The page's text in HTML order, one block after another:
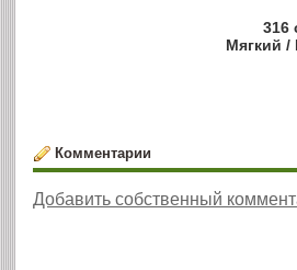
316
Мягкий /
Комментарии
Добавить собственный